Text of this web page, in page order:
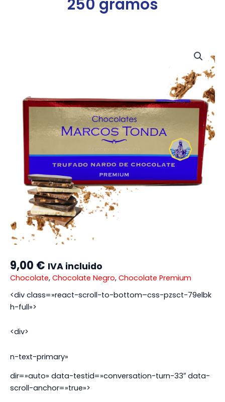
9,00 € IVA incluido
Chocolate, Chocolate Negro, Chocolate Premium
<div class=»react-scroll-to-bottom–css-pzsct-79elbk
h-full»>
<div>
n-text-primary»
dir=»auto» data-testid=»conversation-turn-33″ data-
scroll-anchor=»true»>